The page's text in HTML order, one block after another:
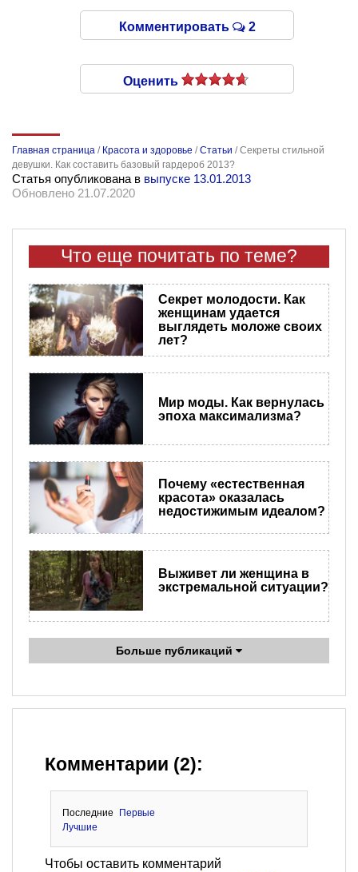
Комментировать 2
Оценить
Главная страница / Красота и здоровье /Статьи /Секреты стильной
девушки. Как составить базовый гардероб 2013?
Статья опубликована в выпуске 13.01.2013
Обновлено 21.07.2020
Что еще почитать по теме?
Секрет молодости. Как
женщинам удается
выглядеть моложе своих
лет?
Мир моды. Как вернулась
эпоха максимализма?
Почему «естественная
красота» оказалась
недостижимым идеалом?
Выживет ли женщина в
экстремальной ситуации?
Больше публикаций
Комментарии (2):
Последние
Первые
Лучшие
Чтобы оставить комментарий